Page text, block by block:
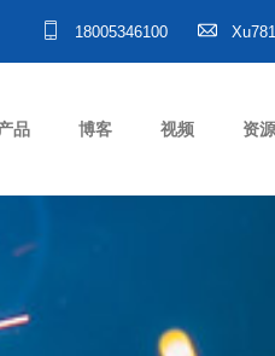
18005346100
品 博客 视频 资源